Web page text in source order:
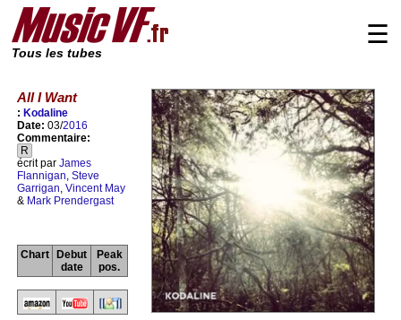
Tous les tubes
☰
All I Want
: Kodaline
Date: 03/2016
Commentaire:
R
écrit par James
Flannigan, Steve
Garrigan, Vincent May
& Mark Prendergast
Chart
Debut
date
Peak
pos.